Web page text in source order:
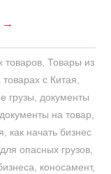
→
товаров, Товары из
товарах с Китая
грузы
документы
документы на товар
как начать бизнес
опасных грузов
коносамент,